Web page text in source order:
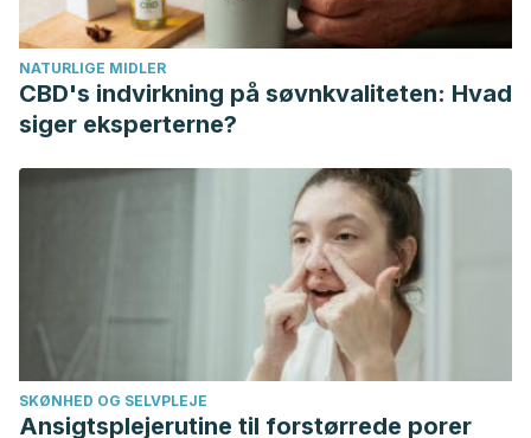
Marks, J. G., Shank, R. C., … Andersen, F. A. (2011). Final
Report on the safety assessment of cocos nucifera
(Coconut) oil and related ingredients. International Journal
https://doi.org/10.1177/1091581811400636
Asenov, A., Oliveira, F. A., Speare, R., Liesenfeld, O.,
Hengge, U. R., & Heukelbach, J. (2010). Efficacy of
chemical and botanical over-the-counter pediculicides
available in Brazil, and off-label treatments, against head
lice ex vivo. International Journal of Dermatology.
https://doi.org/10.1111/j.1365-4632.2009.04335.x
Burgess, I. F., Brunton, E. R., & Burgess, N. A. (2010). Clinical
trial showing superiority of a coconut and anise spray over
permethrin 0.43% lotion for head louse infestation,
NATURLIGE MIDLER
CBD's indvirkning på søvnkvaliteten: Hvad
siger eksperterne?
SKØNHED OG SELVPLEJE
Ansigtsplejerutine til forstørrede porer